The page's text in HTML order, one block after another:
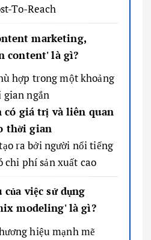
To-Reach
marketing,
content' là gì?
hợp trong một khoảng
gian ngắn
có giá trị và liên quan
thời gian
ra bởi người nổi tiếng
chi phí sản xuất cao
của việc sử dụng
modeling' là gì?
hiệu mạnh mẽ